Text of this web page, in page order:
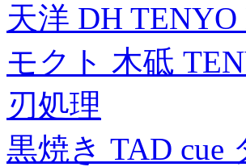
天洋 DH TENYO
モクト 木砥
刃処理
黒焼き TAD cue